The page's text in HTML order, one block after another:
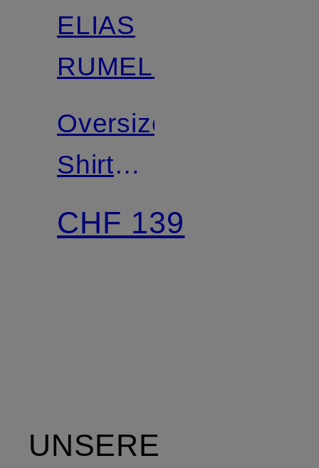
ELIAS
RUMELIS
Oversized-
Shirt
TRINITY
CHF 139
UNSERE